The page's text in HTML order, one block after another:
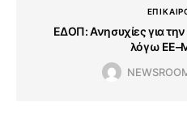
ΕΔΟΠ: Ανησυχίες για
λόγω